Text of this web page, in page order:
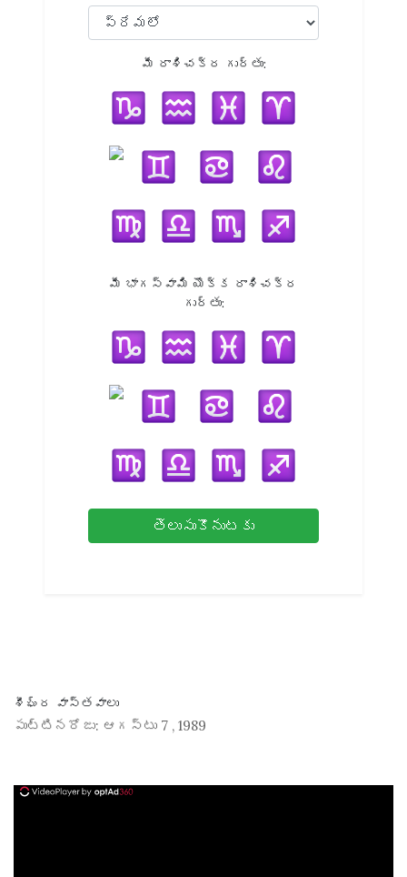
మీ రాశిచక్ర గుర్తు:
మీ భాగస్వామి యొక్క రాశిచక్ర
గుర్తు:
తెలుసుకొనుటకు
శీఘ్ర వాస్తవాలు
పుట్టినరోజు: ఆగస్టు 7 , 1989